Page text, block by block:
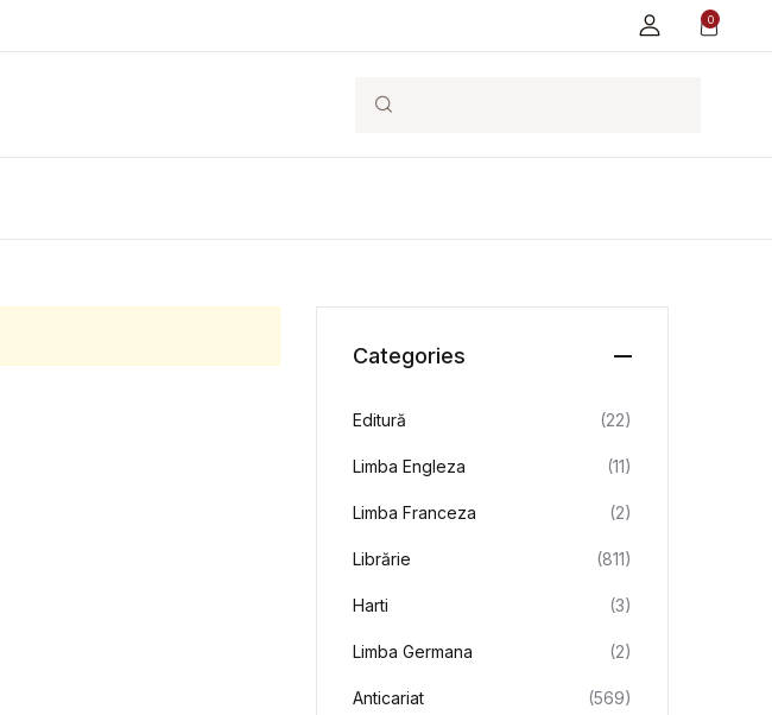
0
Search
Categories
Editură (22)
Limba Engleza (11)
Limba Franceza (2)
Librărie (811)
Harti (3)
Limba Germana (2)
Anticariat (569)